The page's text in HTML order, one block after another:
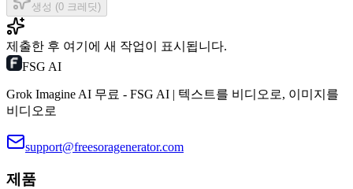
생성 (0 크레딧)
제출한 후 여기에 새 작업이 표시됩니다.
FSG AI
Grok Imagine AI 무료 - FSG AI | 텍스트를 비디오로, 이미지를
비디오로
support@freesoragenerator.com
제품